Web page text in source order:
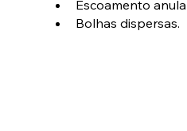
Escoamento
Bolhas dispersas.